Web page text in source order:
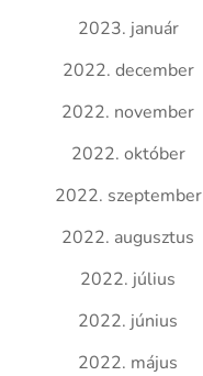
2023. január
2022. december
2022. november
2022. október
2022. szeptember
2022. augusztus
2022. július
2022. június
2022. május